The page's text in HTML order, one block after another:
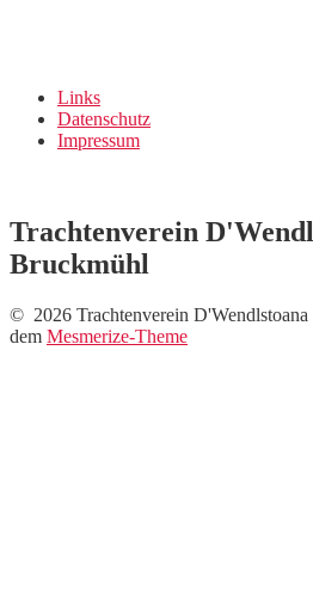
Links
Datenschutz
Impressum
Trachtenverein
Bruckmühl
© 2026 Trachtenverein
dem Mesmerize-Theme